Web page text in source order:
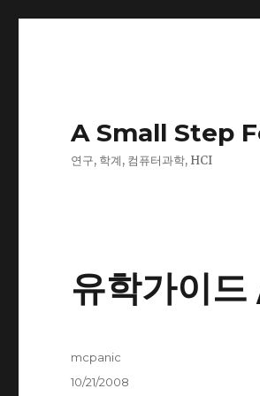
A Small Step
연구, 학계, 컴퓨터과학, HCI
유학가이
Author
mcpanic
Posted
10/21/2008